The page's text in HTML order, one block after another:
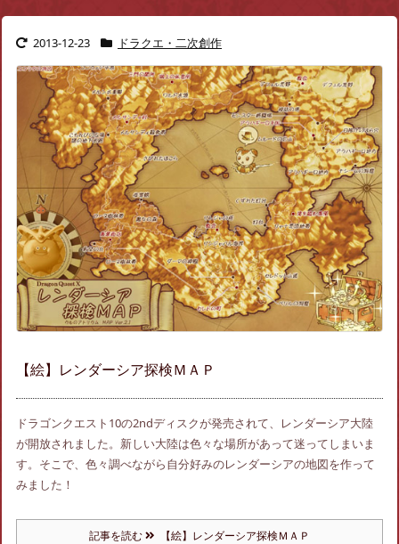
2013-12-23 ドラクエ・二次創作
【絵】レンダーシア探検ＭＡＰ
ドラゴンクエスト10の2ndディスクが発売されて、レンダーシア大陸
が開放されました。新しい大陸は色々な場所があって迷ってしまいま
す。そこで、色々調べながら自分好みのレンダーシアの地図を作って
みました！
記事を読む 【絵】レンダーシア探検ＭＡＰ